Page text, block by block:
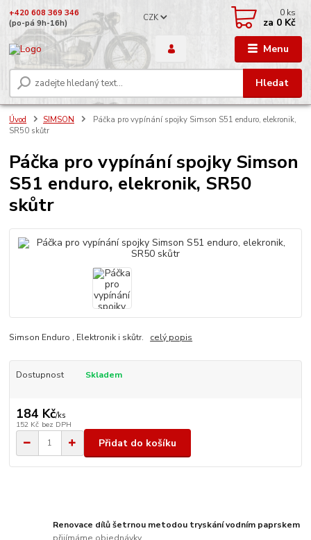
Menu
CZK
Hledat
+420 608 369 346
(po-pá 9h-16h)
0 ks
za 0 Kč
Úvod SIMSON
Páčka pro vypínání spojky Simson S51 enduro, elekronik,
SR50 skůtr
Páčka pro vypínání spojky Simson
S51 enduro, elekronik, SR50
skůtr
Simson Enduro , Elektronik i skůtr. celý popis
Dostupnost Skladem
184 Kč/ks
152 Kč bez DPH
Přidat do košíku
Renovace dílů šetrnou metodou tryskání vodním paprskem